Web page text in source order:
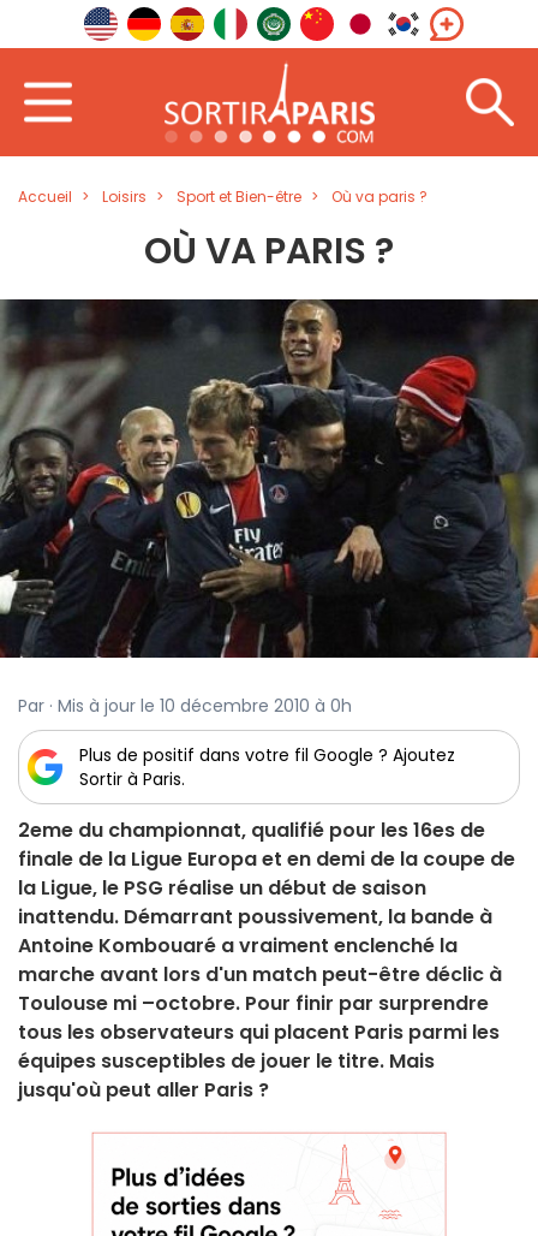
Accueil Loisirs Sport et Bien-être Où va paris ?
OÙ VA PARIS ?
Par · Mis à jour le 10 décembre 2010 à 0h
Plus de positif dans votre fil Google ? Ajoutez
Sortir à Paris.
2eme du championnat, qualifié pour les 16es de
finale de la Ligue Europa et en demi de la coupe de
la Ligue, le PSG réalise un début de saison
inattendu. Démarrant poussivement, la bande à
Antoine Kombouaré a vraiment enclenché la
marche avant lors d'un match peut-être déclic à
Toulouse mi –octobre. Pour finir par surprendre
tous les observateurs qui placent Paris parmi les
équipes susceptibles de jouer le titre. Mais
jusqu'où peut aller Paris ?